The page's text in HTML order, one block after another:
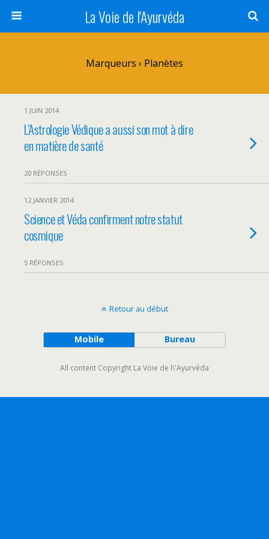
La Voie de l'Ayurvéda
Marqueurs › Planètes
1 JUIN 2014
L’Astrologie Védique a aussi son mot à dire
en matière de santé
20 RÉPONSES
12 JANVIER 2014
Science et Véda confirment notre statut
cosmique
5 RÉPONSES
Retour au début
Mobile Bureau
All content Copyright La Voie de l\'Ayurvéda